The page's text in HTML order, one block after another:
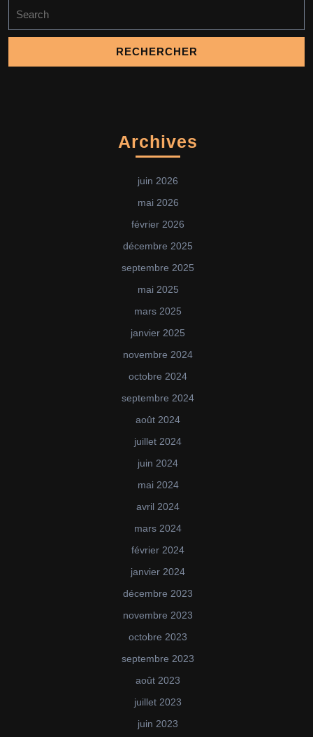
for:
Archives
juin 2026
mai 2026
février 2026
décembre 2025
septembre 2025
mai 2025
mars 2025
janvier 2025
novembre 2024
octobre 2024
septembre 2024
août 2024
juillet 2024
juin 2024
mai 2024
avril 2024
mars 2024
février 2024
janvier 2024
décembre 2023
novembre 2023
octobre 2023
septembre 2023
août 2023
juillet 2023
juin 2023